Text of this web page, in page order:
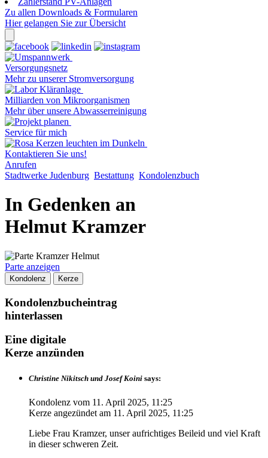
Zu allen Downloads & Formularen
Hier gelangen Sie zur Übersicht
Versorgungsnetz
Mehr zu unserer Stromversorgung
Milliarden von Mikroorganismen
Mehr über unsere Abwasserreinigung
Service für mich
Kontaktieren Sie uns!
Anrufen
Stadtwerke Judenburg Bestattung Kondolenzbuch
In Gedenken an
Helmut Kramzer
Parte anzeigen
Kondolenz Kerze
Kondolenzbucheintrag
hinterlassen
Eine digitale
Kerze anzünden
Christine Nikitsch und Josef Koini says:
Kondolenz vom 11. April 2025, 11:25
Kerze angezündet am 11. April 2025, 11:25
Liebe Frau Kramzer, unser aufrichtiges Beileid und viel Kraft
in dieser schweren Zeit.